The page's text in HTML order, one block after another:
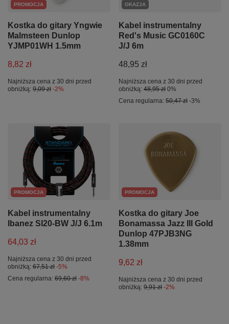
PROMOCJA
Kostka do gitary Yngwie
Malmsteen Dunlop
YJMP01WH 1.5mm
8,82 zł
Najniższa cena z 30 dni przed
obniżką: 9,09 zł -2%
OKAZJA
Kabel instrumentalny
Red's Music GC0160C
J/J 6m
48,95 zł
Najniższa cena z 30 dni przed
obniżką: 48,95 zł 0%
Cena regularna: 50,47 zł -3%
PROMOCJA
Kabel instrumentalny
Ibanez SI20-BW J/J 6.1m
64,03 zł
Najniższa cena z 30 dni przed
obniżką: 67,51 zł -5%
Cena regularna: 69,60 zł -8%
PROMOCJA
Kostka do gitary Joe
Bonamassa Jazz III Gold
Dunlop 47PJB3NG
1.38mm
9,62 zł
Najniższa cena z 30 dni przed
obniżką: 9,91 zł -2%